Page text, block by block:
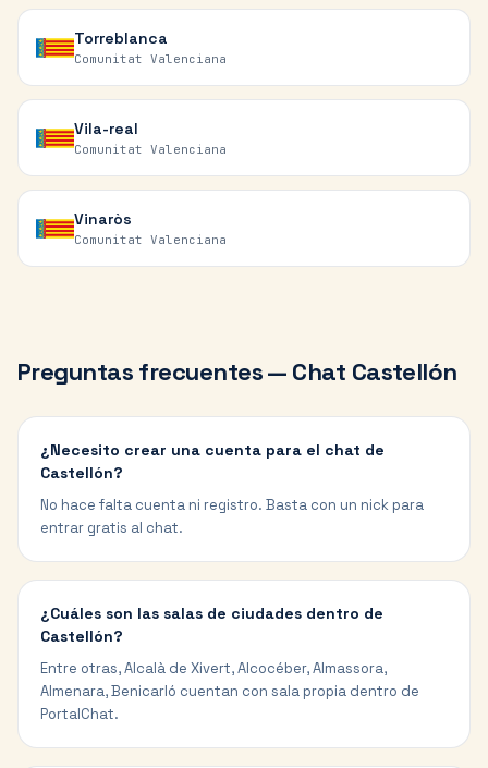
Torreblanca
Comunitat Valenciana
Vila-real
Comunitat Valenciana
Vinaròs
Comunitat Valenciana
Preguntas frecuentes — Chat Castellón
¿Necesito crear una cuenta para el chat de
Castellón?
No hace falta cuenta ni registro. Basta con un nick para
entrar gratis al chat.
¿Cuáles son las salas de ciudades dentro de
Castellón?
Entre otras, Alcalà de Xivert, Alcocéber, Almassora,
Almenara, Benicarló cuentan con sala propia dentro de
PortalChat.